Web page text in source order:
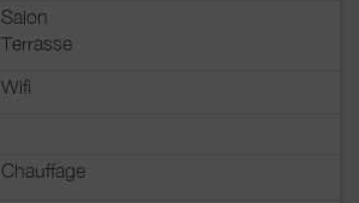
Salon
Terrasse
Wifi
Chauffage